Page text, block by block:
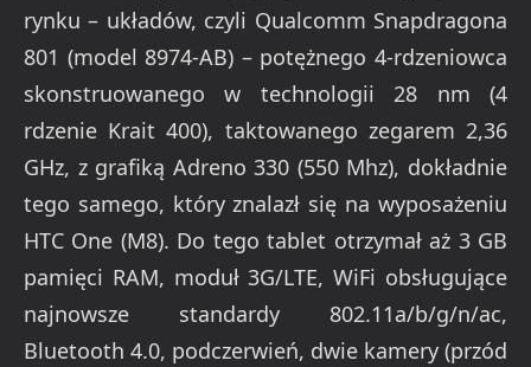
rynku – układów, czyli Qualcomm Snapdragona
801 (model 8974-AB) – potężnego 4-rdzeniowca
skonstruowanego w technologii 28 nm (4
rdzenie Krait 400), taktowanego zegarem 2,36
GHz, z grafiką Adreno 330 (550 Mhz), dokładnie
tego samego, który znalazł się na wyposażeniu
HTC One (M8). Do tego tablet otrzymał aż 3 GB
pamięci RAM, moduł 3G/LTE, WiFi obsługujące
najnowsze standardy 802.11a/b/g/n/ac,
Bluetooth 4.0, podczerwień, dwie kamery (przód